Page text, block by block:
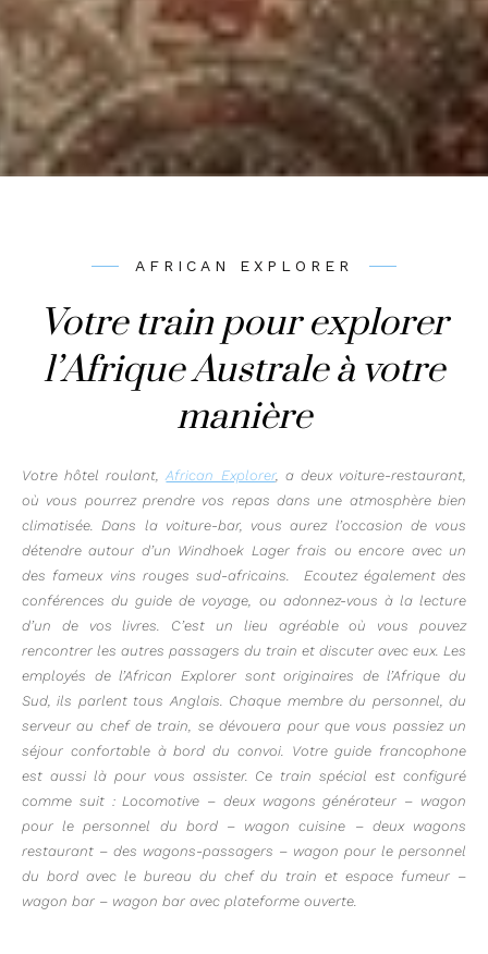
AFRICAN EXPLORER
Votre train pour explorer
l’Afrique Australe à votre
manière
Votre hôtel roulant,African Explorer, a deux voiture-restaurant,
où vous pourrez prendre vos repas dans une atmosphère bien
climatisée. Dans la voiture-bar, vous aurez l’occasion de vous
détendre autour d’un Windhoek Lager frais ou encore avec un
des fameux vins rouges sud-africains. Ecoutez également des
conférences du guide de voyage, ou adonnez-vous à la lecture
d’un de vos livres. C’est un lieu agréable où vous pouvez
rencontrer les autres passagers du train et discuter avec eux. Les
employés de l’African Explorer sont originaires de l’Afrique du
Sud, ils parlent tous Anglais. Chaque membre du personnel, du
serveur au chef de train, se dévouera pour que vous passiez un
séjour confortable à bord du convoi. Votre guide francophone
est aussi là pour vous assister. Ce train spécial est configuré
comme suit : Locomotive – deux wagons générateur – wagon
pour le personnel du bord – wagon cuisine – deux wagons
restaurant – des wagons-passagers – wagon pour le personnel
du bord avec le bureau du chef du train et espace fumeur –
wagon bar – wagon bar avec plateforme ouverte.